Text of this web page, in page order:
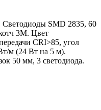
Светодиоды SMD 2835, 60
3M. Цвет
CRI>85, угол
м (24 Вт на 5 м).
50 мм, 3 светодиода.